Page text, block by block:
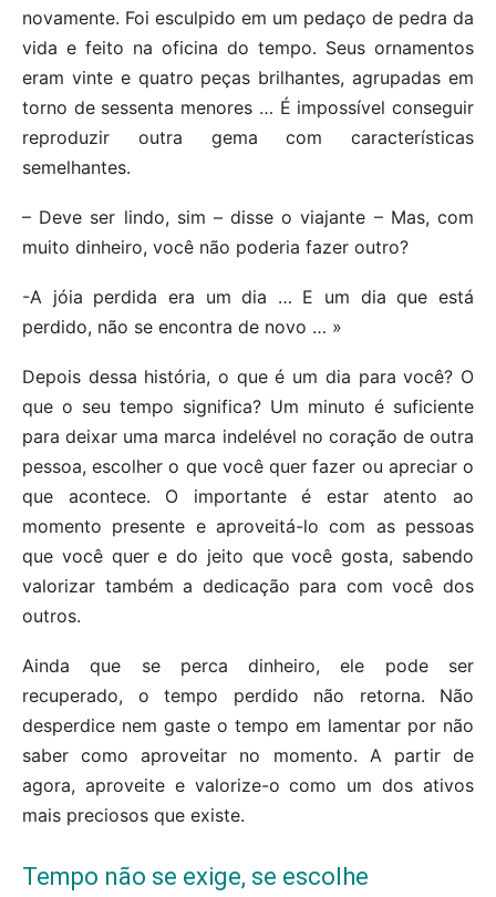
novamente. Foi esculpido em um pedaço de pedra da
vida e feito na oficina do tempo. Seus ornamentos
eram vinte e quatro peças brilhantes, agrupadas em
torno de sessenta menores … É impossível conseguir
reproduzir outra gema com características
semelhantes.
– Deve ser lindo, sim – disse o viajante – Mas, com
muito dinheiro, você não poderia fazer outro?
-A jóia perdida era um dia … E um dia que está
perdido, não se encontra de novo … »
Depois dessa história, o que é um dia para você? O
que o seu tempo significa? Um minuto é suficiente
para deixar uma marca indelével no coração de outra
pessoa, escolher o que você quer fazer ou apreciar o
que acontece. O importante é estar atento ao
momento presente e aproveitá-lo com as pessoas
que você quer e do jeito que você gosta, sabendo
valorizar também a dedicação para com você dos
outros.
Ainda que se perca dinheiro, ele pode ser
recuperado, o tempo perdido não retorna. Não
desperdice nem gaste o tempo em lamentar por não
saber como aproveitar no momento. A partir de
agora, aproveite e valorize-o como um dos ativos
mais preciosos que existe.
Tempo não se exige, se escolhe